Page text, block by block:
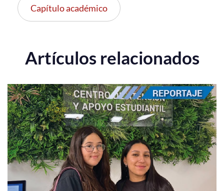
Capítulo académico
Artículos relacionados